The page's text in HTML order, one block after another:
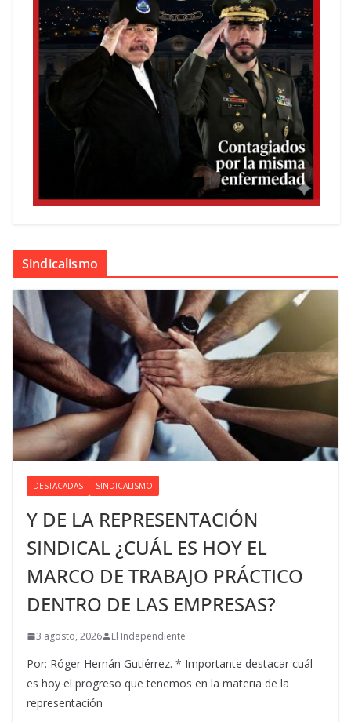
Sindicalismo
DESTACADAS SINDICALISMO
Y DE LA REPRESENTACIÓN
SINDICAL ¿CUÁL ES HOY EL
MARCO DE TRABAJO PRÁCTICO
DENTRO DE LAS EMPRESAS?
3 agosto, 2026 El Independiente
Por: Róger Hernán Gutiérrez. * Importante destacar cuál
es hoy el progreso que tenemos en la materia de la
representación